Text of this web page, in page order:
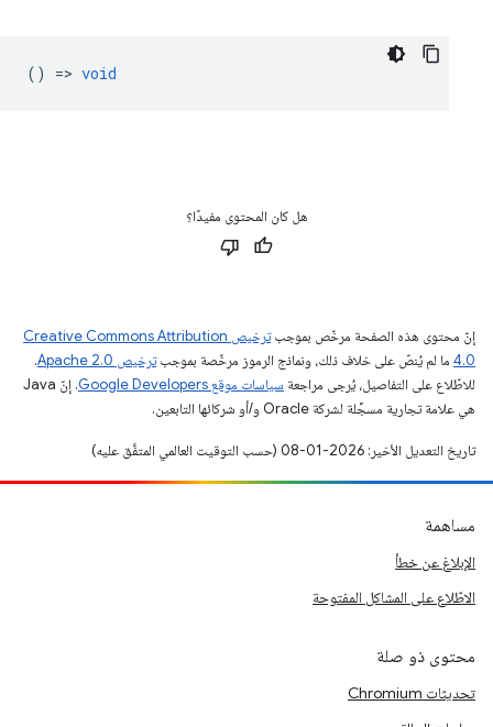
() => void
هل كان المحتوى مفيدًا؟
إنّ محتوى هذه الصفحة مرخّص بموجب
ترخيص Creative Commons Attribution
4.0‏ ما لم يُنصّ على خلاف ذلك، ونماذج الرموز مرخّصة بموجبترخيص Apache 2.0‏
.
للاطّلاع على التفاصيل، يُرجى مراجعة سياسات موقع Google Developers‏
. إنّ Java
هي علامة تجارية مسجَّلة لشركة Oracle و/أو شركائها التابعين.
تاريخ التعديل الأخير: 2026-01-08 (حسب التوقيت العالمي المتفَّق عليه)
مساهمة
الإبلاغ عن خطأ
الاطّلاع على المشاكل المفتوحة
محتوى ذو صلة
تحديثات Chromium